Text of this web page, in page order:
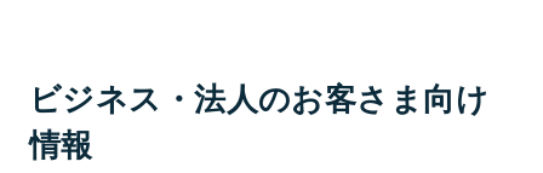
ビジネス・法人のお客さま向け
情報